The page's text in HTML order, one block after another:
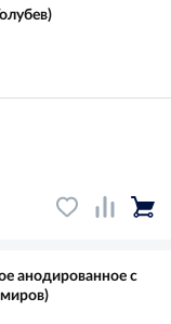
анодированное с